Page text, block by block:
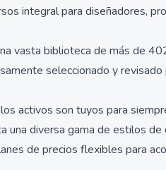
integral para diseñadores,
vasta biblioteca de más de
seleccionado y
activos son tuyos para
diversa gama de estilos
de precios flexibles para